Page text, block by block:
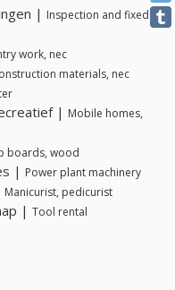
| Inspection and fixed
work, nec
materials, nec
| Mobile homes,
boards, wood
| Power plant machinery
Manicurist, pedicurist
| Tool rental